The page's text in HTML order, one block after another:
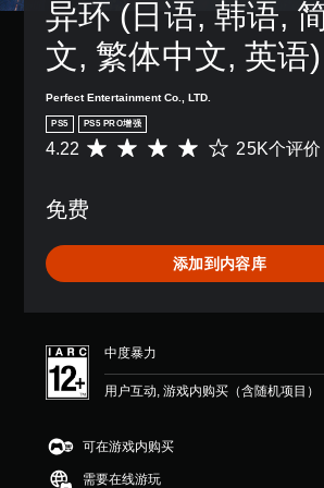
异环 (日语, 韩语,
文, 繁体中文, 英语)
Perfect Entertainment Co., LTD.
PS5 PS5 PRO增强
平
价
.
2
（
满
5
星
2
4.22 25K个评价
免费
添加到内容库
中度暴力
用户互动, 游戏内购买（含随机项目）
可在游戏内购买
需要在线游玩